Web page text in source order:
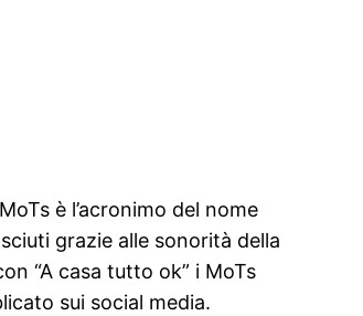
è l’acronimo del nome
grazie alle sonorità della
“A casa tutto ok” i MoTs
sui social media.